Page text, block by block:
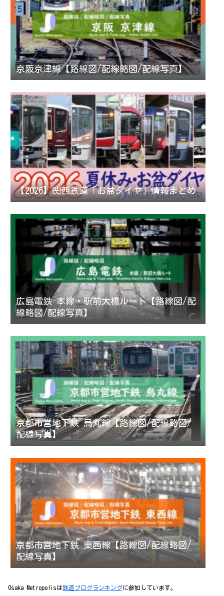
京阪京津線【路線図/配線略図/配線写真】
【2026】関西鉄道「お盆ダイヤ」情報まとめ
広島電鉄 本線・駅前大橋ルート【路線図/配
線略図/配線写真】
京都市営地下鉄 烏丸線【路線図/配線略図/
配線写真】
京都市営地下鉄 東西線【路線図/配線略図/
配線写真】
Osaka Metropolisは鉄道ブログランキングに参加しています。